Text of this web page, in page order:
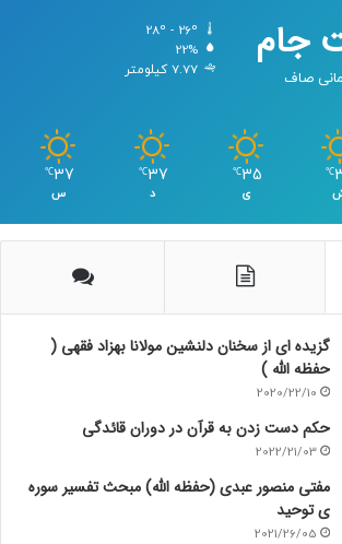
جام
صاف
22%
7.77 کیلومتر
℃
35
℃
ی
37
℃
د
37
℃
س
گزیده ای از سخنان دلنشین مولانا بهزاد فقهی (
حفظه الله )
2020/22/10
حکم دست زدن به قرآن در دوران قائدگی
2022/21/03
مفتی منصور عبدی (حفظه الله) مبحث تفسیر سوره
ی توحید
2021/26/05